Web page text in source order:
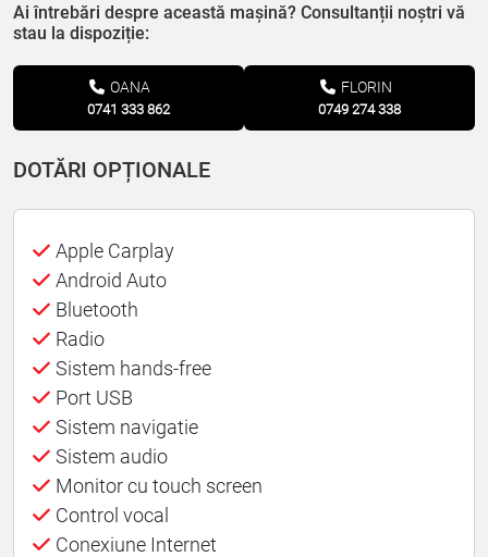
Ai întrebări despre această mașină? Consultanții noștri vă
stau la dispoziție:
OANA
0741 333 862
FLORIN
0749 274 338
DOTĂRI OPȚIONALE
Apple Carplay
Android Auto
Bluetooth
Radio
Sistem hands-free
Port USB
Sistem navigatie
Sistem audio
Monitor cu touch screen
Control vocal
Conexiune Internet